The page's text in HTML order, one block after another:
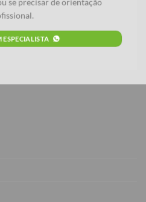
ESPECIALISTA